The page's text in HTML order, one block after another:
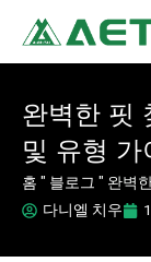
츠
완벽한 핏
및 유형 가
홈 " 블로그 " 완벽
다니엘 치우